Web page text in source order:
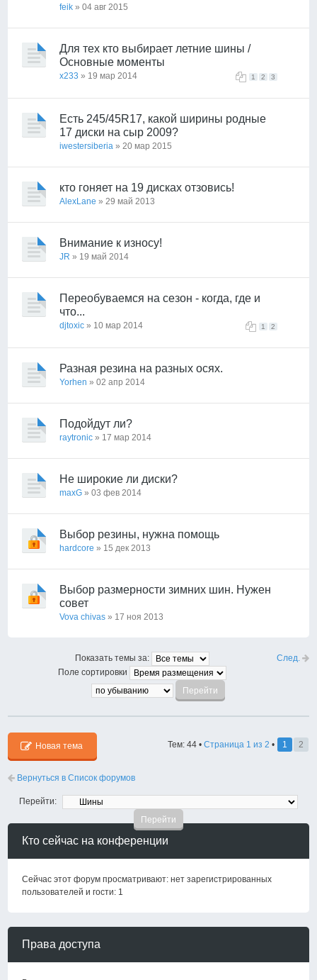
feik » 04 авг 2015
Для тех кто выбирает летние шины /
Основные моменты
1 2 3
x233 » 19 мар 2014
Есть 245/45R17, какой ширины родные
17 диски на сыр 2009?
iwestersiberia » 20 мар 2015
кто гоняет на 19 дисках отзовись!
AlexLane » 29 май 2013
Внимание к износу!
JR » 19 май 2014
Переобуваемся на сезон - когда, где и
что...
1 2
djtoxic » 10 мар 2014
Разная резина на разных осях.
Yorhen » 02 апр 2014
Подойдут ли?
raytronic » 17 мар 2014
Не широкие ли диски?
maxG » 03 фев 2014
Выбор резины, нужна помощь
hardcore » 15 дек 2013
Выбор размерности зимних шин. Нужен
совет
Vova chivas » 17 ноя 2013
След.
Показать темы за:
Поле сортировки
Новая тема Тем: 44 • Страница 1 из 2 • 1 2
Вернуться в Список форумов
Перейти:
Кто сейчас на конференции
Сейчас этот форум просматривают: нет зарегистрированных
пользователей и гости: 1
Права доступа